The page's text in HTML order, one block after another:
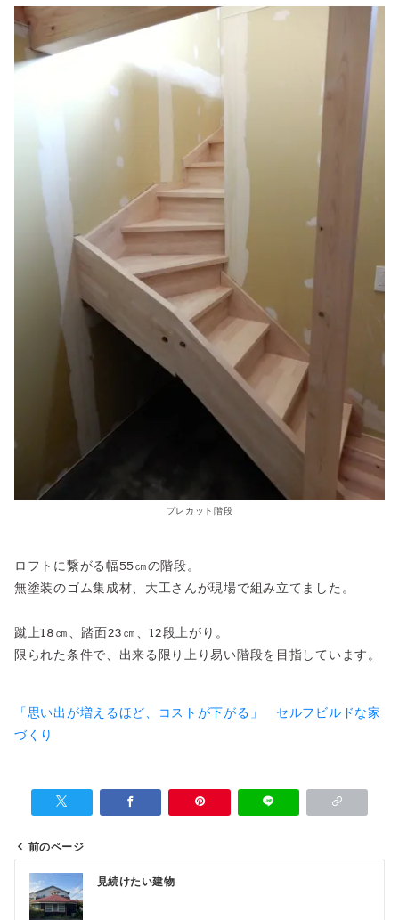
プレカット階段
ロフトに繋がる幅55㎝の階段。
無塗装のゴム集成材、大工さんが現場で組み立てました。
蹴上18㎝、踏面23㎝、12段上がり。
限られた条件で、出来る限り上り易い階段を目指しています。
「思い出が増えるほど、コストが下がる」 セルフビルドな家
づくり
投
稿
前のページ
見続けたい建物